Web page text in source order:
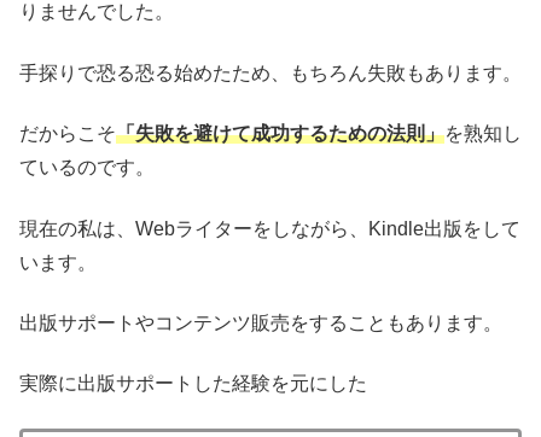
りませんでした。
手探りで恐る恐る始めたため、もちろん失敗もあります。
だからこそ「失敗を避けて成功するための法則」を熟知し
ているのです。
現在の私は、Webライターをしながら、Kindle出版をして
います。
出版サポートやコンテンツ販売をすることもあります。
実際に出版サポートした経験を元にした